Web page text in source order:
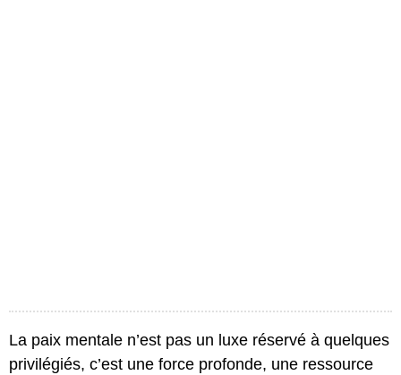
La paix mentale n’est pas un luxe réservé à quelques
privilégiés, c’est une force profonde, une ressource